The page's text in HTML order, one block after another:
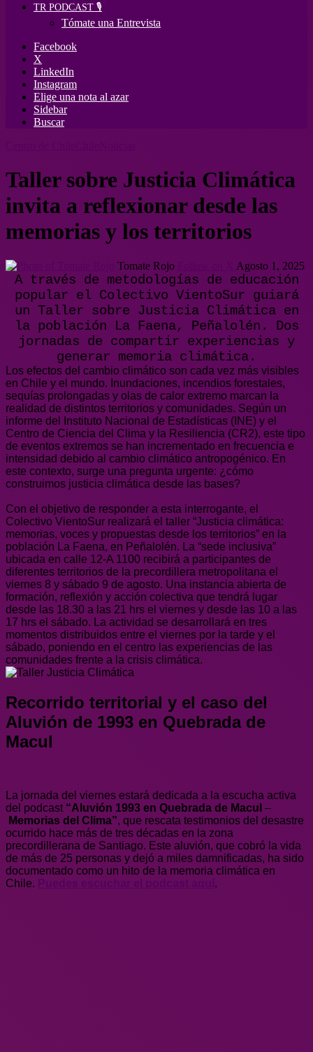
TR PODCAST 🎙️
Tómate una Entrevista
Facebook
X
LinkedIn
Instagram
Elige una nota al azar
Sidebar
Buscar
Taller sobre Justicia Climática
invita a reflexionar desde las
memorias y los territorios
Tomate Rojo Agosto 1, 2025
A través de metodologías de educación
popular el Colectivo VientoSur guiará
un Taller sobre Justicia Climática en
la población La Faena, Peñalolén. Dos
jornadas de compartir experiencias y
generar memoria climática.
Los efectos del cambio climático son cada vez más visibles
en Chile y el mundo. Inundaciones, incendios forestales,
sequías prolongadas y olas de calor extremo marcan la
realidad de distintos territorios y comunidades. Según un
informe del Instituto Nacional de Estadísticas (INE) y el
Centro de Ciencia del Clima y la Resiliencia (CR2), este tipo
de eventos extremos se han incrementado en frecuencia e
intensidad debido al cambio climático antropogénico. En
este contexto, surge una pregunta urgente: ¿cómo
construimos justicia climática desde las bases?
Con el objetivo de responder a esta interrogante, el
Colectivo VientoSur realizará el taller “Justicia climática:
memorias, voces y propuestas desde los territorios” en la
población La Faena, en Peñalolén. La “sede inclusiva”
ubicada en calle 12-A 1100 recibirá a participantes de
diferentes territorios de la precordillera metropolitana el
viernes 8 y sábado 9 de agosto. Una instancia abierta de
formación, reflexión y acción colectiva que tendrá lugar
desde las 18.30 a las 21 hrs el viernes y desde las 10 a las
17 hrs el sábado. La actividad se desarrollará en tres
momentos distribuidos entre el viernes por la tarde y el
sábado, poniendo en el centro las experiencias de las
comunidades frente a la crisis climática.
Recorrido territorial y el caso del
Aluvión de 1993 en Quebrada de
Macul
La jornada del viernes estará dedicada a la escucha activa
del podcast “Aluvión 1993 en Quebrada de Macul –
Memorias del Clima”, que rescata testimonios del desastre
ocurrido hace más de tres décadas en la zona
precordillerana de Santiago. Este aluvión, que cobró la vida
de más de 25 personas y dejó a miles damnificadas, ha sido
documentado como un hito de la memoria climática en
Chile.
.